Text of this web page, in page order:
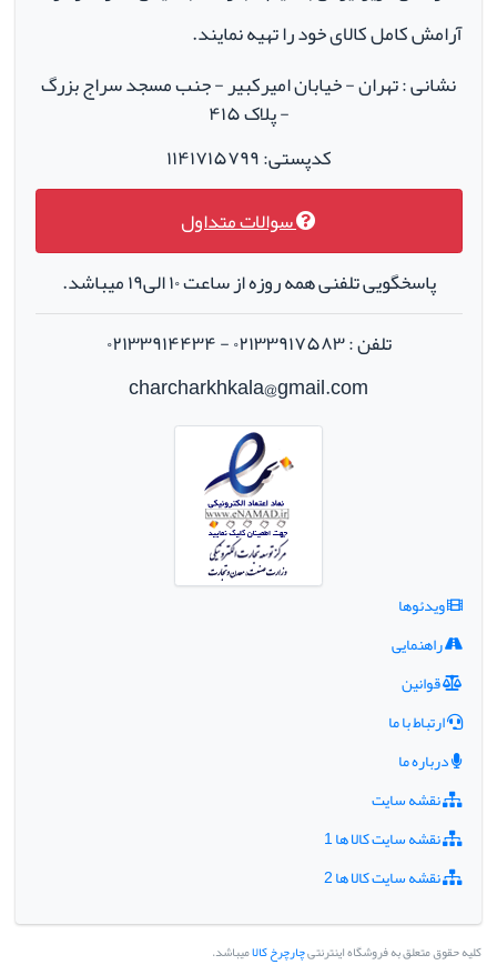
آرامش کامل کالای خود را تهیه نمایند.
نشانی : تهران - خیابان امیرکبیر - جنب مسجد سراج بزرگ
- پلاک ۴۱۵
کدپستی: ۱۱۴۱۷۱۵۷۹۹
سوالات متداول
پاسخگویی تلفنی همه روزه از ساعت ۱۰ الی۱۹ میباشد.
تلفن : ۰۲۱۳۳۹۱۷۵۸۳ - ۰۲۱۳۳۹۱۴۴۳۴
charcharkhkala@gmail.com
ویدئوها
راهنمایی
قوانین
ارتباط با ما
درباره ما
نقشه سایت
نقشه سایت کالا ها 1
نقشه سایت کالا ها 2
کلیه حقوق متعلق به فروشگاه اینترنتیچارچرخ کالامیباشد.